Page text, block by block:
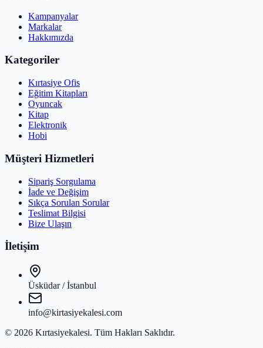
Kampanyalar
Markalar
Hakkımızda
Kategoriler
Kırtasiye Ofis
Eğitim Kitapları
Oyuncak
Kitap
Elektronik
Hobi
Müşteri Hizmetleri
Sipariş Sorgulama
İade ve Değişim
Sıkça Sorulan Sorular
Teslimat Bilgisi
Bize Ulaşın
İletişim
Üsküdar / İstanbul
info@kirtasiyekalesi.com
© 2026 Kırtasiyekalesi. Tüm Hakları Saklıdır.